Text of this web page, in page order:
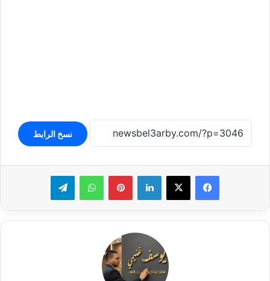
نسخ الرابط
لينكدإن بينتيريستواتساب تيلقرام